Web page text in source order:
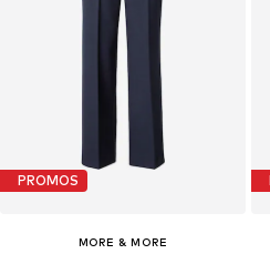
PROMOS
MORE & MORE